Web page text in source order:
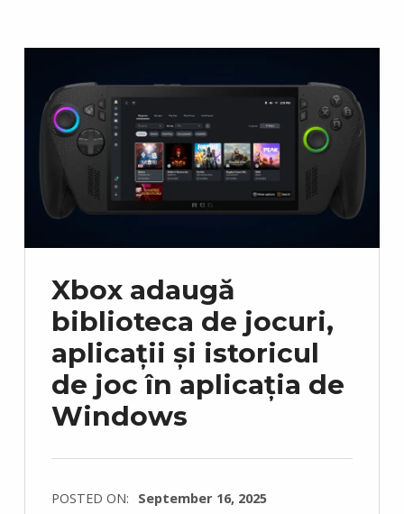
Xbox adaugă
biblioteca de jocuri,
aplicații și istoricul
de joc în aplicația de
Windows
POSTED ON: September 16, 2025